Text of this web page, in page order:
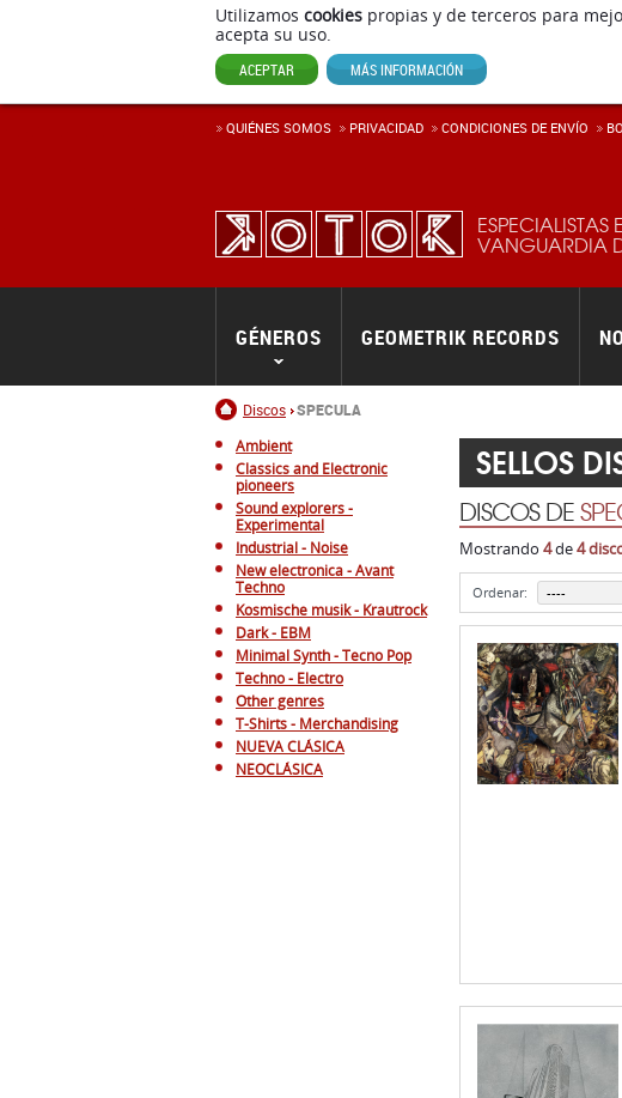
Utilizamos cookies propias y de terceros para
acepta su uso.
ACEPTAR MÁS INFORMACIÓN
VANGUARDIA
Inicio
Discos SPECULA
GÉNEROS GEOMETRIK RECORDS
QUIÉNES SOMOS PRIVACIDAD CONDICIONES DE ENVÍ­O
Ambient
Classics and Electronic
pioneers
Sound explorers -
Experimental
Industrial - Noise
New electronica - Avant
Techno
Kosmische musik - Krautrock
Dark - EBM
Minimal Synth - Tecno Pop
Techno - Electro
Other genres
T-Shirts - Merchandising
NUEVA CLÁSICA
NEOCLÁSICA
SELLOS
DISCOS DE
Mostrando 4de4
Ordenar: